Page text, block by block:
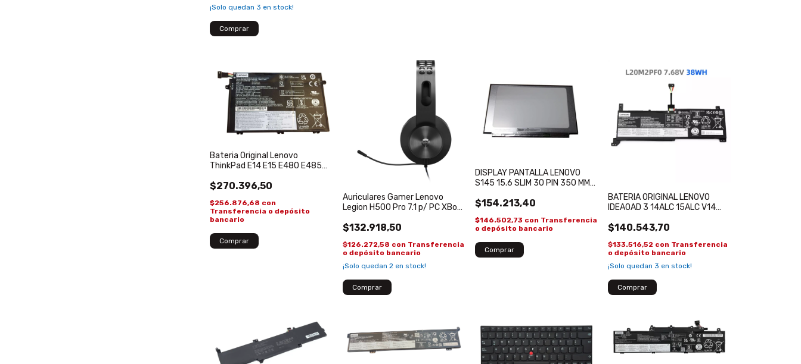
¡Solo quedan 3 en stock!
Bateria Original Lenovo
ThinkPad E14 E15 E480 E485
$270.396,50
$256.876,68 con
Transferencia o depósito
bancario
Auriculares Gamer Lenovo
Legion H500 Pro 7.1 p/ PC XBox
$132.918,50
$126.272,58 con Transferencia
o depósito bancario
¡Solo quedan 2en stock!
DISPLAY PANTALLA LENOVO
S145 15.6 SLIM 30 PIN 350 MM
HD
$154.213,40
$146.502,73 con Transferencia
o depósito bancario
BATERIA ORIGINAL LENOVO
IDEAOAD 3 14ALC 15ALC V14
L20B2PF0
$140.543,70
$133.516,52 con Transferencia
o depósito bancario
¡Solo quedan 3 en stock!